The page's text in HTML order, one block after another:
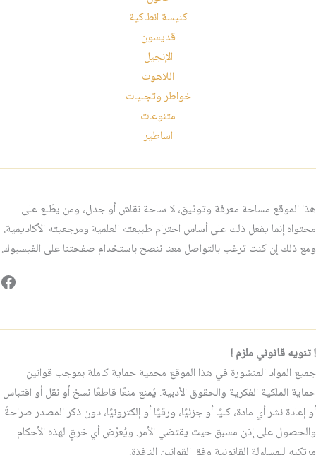
كنيسة انطاكية
قديسون
الإنجيل
اللاهوت
خواطر وتجليات
متنوعات
اساطير
هذا الموقع مساحة معرفة وتوثيق، لا ساحة نقاش أو جدل، ومن يطّلع على
محتواه إنما يفعل ذلك على أساس احترام طبيعته العلمية ومرجعيته الأكاديمية.
ومع ذلك إن كنت ترغب بالتواصل معنا ننصح باستخدام صفحتنا على الفيسبوك.
! تنويه قانوني ملزم !
جميع المواد المنشورة في هذا الموقع محمية حماية كاملة بموجب قوانين
حماية الملكية الفكرية والحقوق الأدبية. يُمنع منعًا قاطعًا نسخ أو نقل أو اقتباس
أو إعادة نشر أي مادة، كليًا أو جزئيًا، ورقيًا أو إلكترونيًا، دون ذكر المصدر صراحةً
والحصول على إذن مسبق حيث يقتضي الأمر. ويُعرّض أي خرقٍ لهذه الأحكام